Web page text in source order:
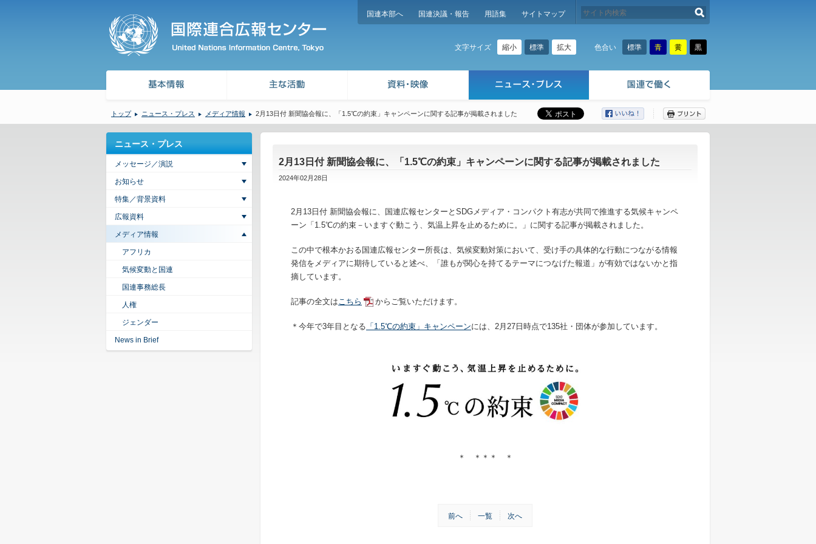
国連本部へ 国連決議・報告 用語集 サイトマップ
文字サイズ 縮小 標準 拡大 色合い 標準 青 黄 黒
トップ ニュース・プレス メディア情報 2月13日付 新聞協会報に、「1.5℃の約束」キャンペーンに関する記事が掲載されました
2月13日付 新聞協会報に、「1.5℃の約束」キャンペーンに関する記事が掲載されました
2024年02月28日
2月13日付 新聞協会報に、国連広報センターとSDGメディア・コンパクト有志が共同で推進する気候キャンペ
ーン「1.5℃の約束－いますぐ動こう、気温上昇を止めるために。」に関する記事が掲載されました。
この中で根本かおる国連広報センター所長は、気候変動対策において、受け手の具体的な行動につながる情報
発信をメディアに期待していると述べ、「誰もが関心を持てるテーマにつなげた報道」が有効ではないかと指
摘しています。
記事の全文はこちら からご覧いただけます。
＊今年で3年目となる 「1.5℃の約束」キャンペーンには、2月27日時点で135社・団体が参加しています。
＊ ＊＊＊ ＊
前へ 一覧 次へ
ニュース・プレス
メッセージ／演説
お知らせ
特集／背景資料
広報資料
メディア情報
アフリカ
気候変動と国連
国連事務総長
人権
ジェンダー
News in Brief